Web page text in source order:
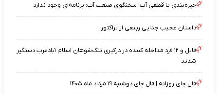
جیره‌بندی یا قطعی آب؛ سخنگوی صنعت آب: برنامه‌ای وجود ندارد
داستان عجیب جدایی ربیعی از تراکتور
قاتل و ۱۲ فرد مداخله کننده در درگیری تنگ‌شوهان اسلام آبادغرب دستگیر
شدند
فال چای روزانه | فال چای دوشنبه ۱۹ مرداد ماه ۱۴۰۵